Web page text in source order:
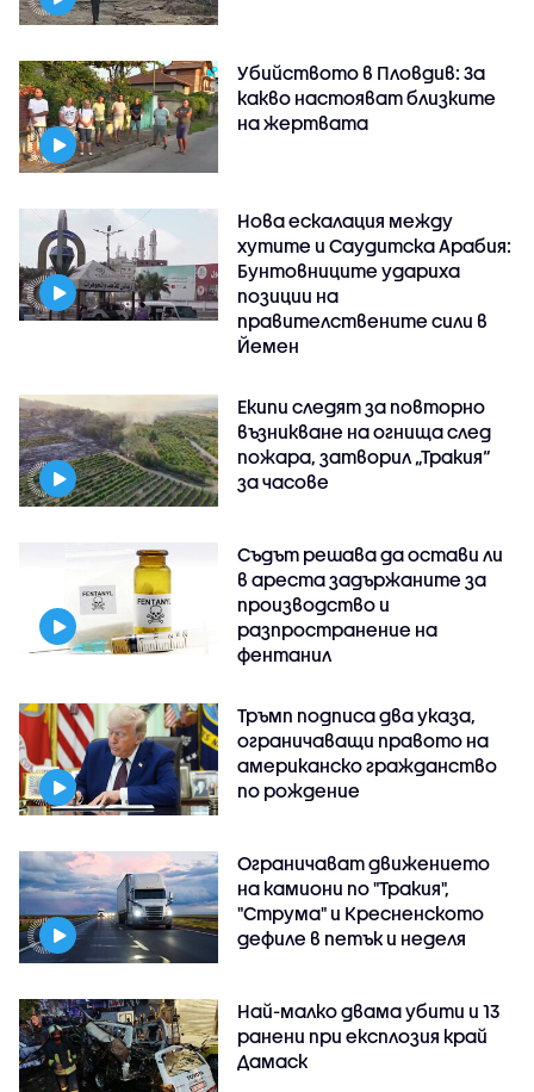
Убийството в Пловдив: За
какво настояват близките
на жертвата
Нова ескалация между
хутите и Саудитска Арабия:
Бунтовниците удариха
позиции на
правителствените сили в
Йемен
Екипи следят за повторно
възникване на огнища след
пожара, затворил „Тракия“
за часове
Съдът решава да остави ли
в ареста задържаните за
производство и
разпространение на
фентанил
Тръмп подписа два указа,
ограничаващи правото на
американско гражданство
по рождение
Ограничават движението
на камиони по "Тракия",
"Струма" и Кресненското
дефиле в петък и неделя
Най-малко двама убити и 13
ранени при експлозия край
Дамаск